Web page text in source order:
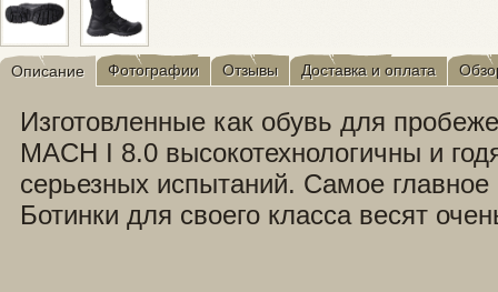
Описание Фотографии Отзывы Доставка и оплата
Изготовленные как обувь для
MACH I 8.0 высокотехнологичны и
серьезных испытаний. Самое главное
Ботинки для своего класса весят